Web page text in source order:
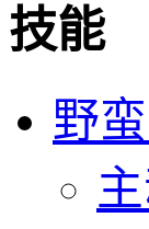
技能
野